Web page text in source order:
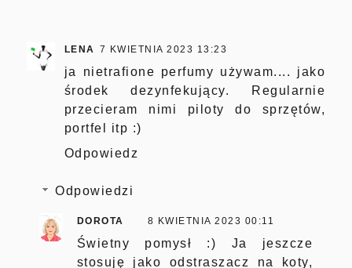
LENA 7 KWIETNIA 2023 13:23
ja nietrafione perfumy używam.... jako
środek dezynfekujący. Regularnie
przecieram nimi piloty do sprzętów,
portfel itp :)
Odpowiedz
Odpowiedzi
DOROTA 8 KWIETNIA 2023 00:11
Świetny pomysł :) Ja jeszcze
stosuję jako odstraszacz na koty,